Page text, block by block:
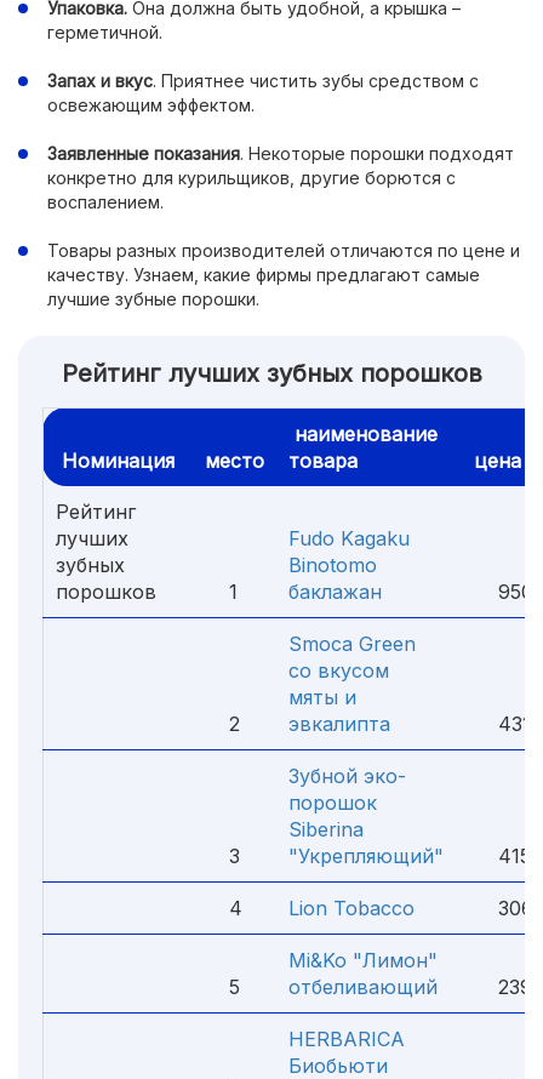
Упаковка. Она должна быть удобной, а крышка –
герметичной.
Запах и вкус. Приятнее чистить зубы средством с
освежающим эффектом.
Заявленные показания. Некоторые порошки подходят
конкретно для курильщиков, другие борются с
воспалением.
Товары разных производителей отличаются по цене и
качеству. Узнаем, какие фирмы предлагают самые
лучшие зубные порошки.
Рейтинг лучших зубных порошков
Номинация место
наименование
товара
цена
Рейтинг
лучших
зубных
порошков
1
Fudo Kagaku
Binotomo
баклажан
950
2
Smoca Green
со вкусом
мяты и
эвкалипта
431
3
Зубной эко-
порошок
Siberina
"Укрепляющий"
415
4 Lion Tobacco 306
5
Mi&Ko "Лимон"
отбеливающий
239
HERBARICA
Биобьюти